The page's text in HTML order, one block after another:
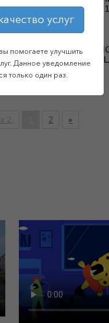
2: 2 »
услуг
помогаете улучшить
Данное уведомление
только один раз.